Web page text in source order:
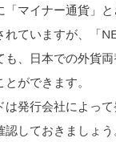
「マイナー通貨」
ていますが、「
も、日本での外貨
ができます。
は発行会社によっ
しておきましょう